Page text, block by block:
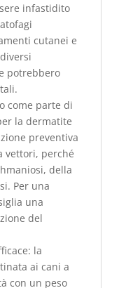
infastidito
cutanei e
potrebbero
come parte di
la dermatite
preventiva
vettori, perché
della
Per una
una
del
la
ai cani a
con un peso